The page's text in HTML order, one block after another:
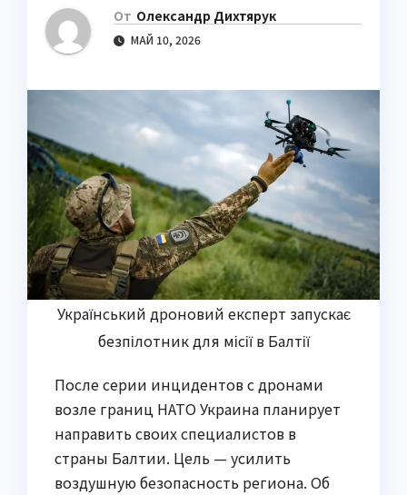
От Олександр Дихтярук
МАЙ 10, 2026
Український дроновий експерт запускає
безпілотник для місії в Балтії
После серии инцидентов с дронами
возле границ НАТО Украина планирует
направить своих специалистов в
страны Балтии. Цель — усилить
воздушную безопасность региона. Об